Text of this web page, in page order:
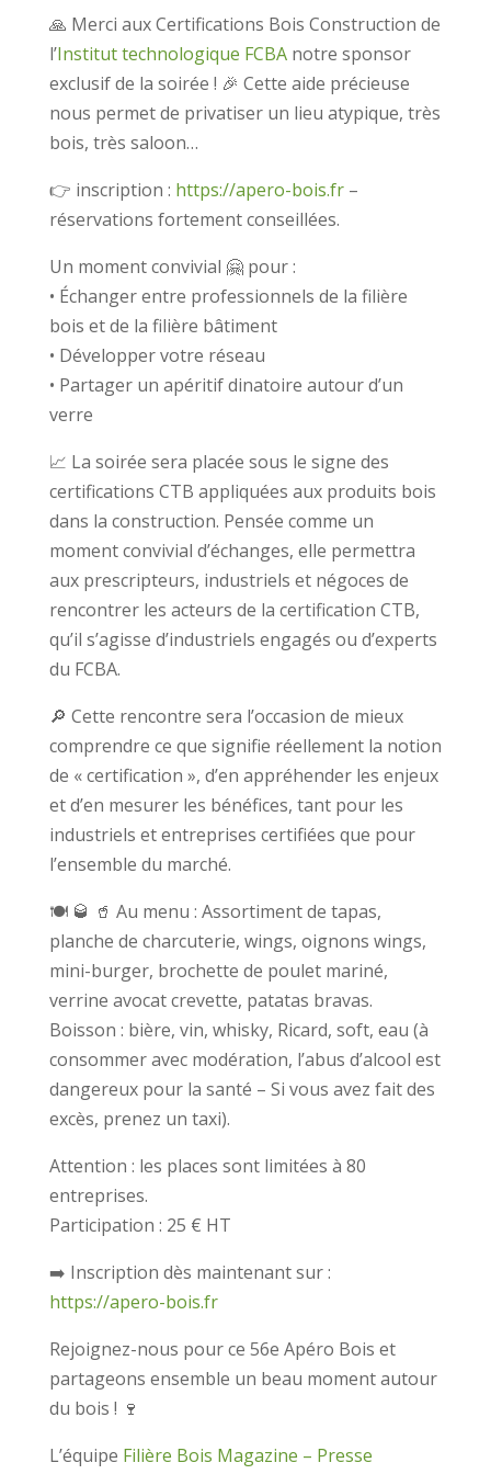
🙏 Merci aux Certifications Bois Construction de
l’Institut technologique FCBAnotre sponsor
exclusif de la soirée ! 🎉 Cette aide précieuse
nous permet de privatiser un lieu atypique, très
bois, très saloon…
👉 inscription : https://apero-bois.fr–
réservations fortement conseillées.
Un moment convivial 🤗 pour :
• Échanger entre professionnels de la filière
bois et de la filière bâtiment
• Développer votre réseau
• Partager un apéritif dinatoire autour d’un
verre
📈 La soirée sera placée sous le signe des
certifications CTB appliquées aux produits bois
dans la construction. Pensée comme un
moment convivial d’échanges, elle permettra
aux prescripteurs, industriels et négoces de
rencontrer les acteurs de la certification CTB,
qu’il s’agisse d’industriels engagés ou d’experts
du FCBA.
🔎 Cette rencontre sera l’occasion de mieux
comprendre ce que signifie réellement la notion
de « certification », d’en appréhender les enjeux
et d’en mesurer les bénéfices, tant pour les
industriels et entreprises certifiées que pour
l’ensemble du marché.
🍽️ 🥃 🥤 Au menu : Assortiment de tapas,
planche de charcuterie, wings, oignons wings,
mini-burger, brochette de poulet mariné,
verrine avocat crevette, patatas bravas.
Boisson : bière, vin, whisky, Ricard, soft, eau (à
consommer avec modération, l’abus d’alcool est
dangereux pour la santé – Si vous avez fait des
excès, prenez un taxi).
Attention : les places sont limitées à 80
entreprises.
Participation : 25 € HT
➡️ Inscription dès maintenant sur :
https://apero-bois.fr
Rejoignez-nous pour ce 56e Apéro Bois et
partageons ensemble un beau moment autour
du bois ! 🍷
L’équipe Filière Bois Magazine – Presse